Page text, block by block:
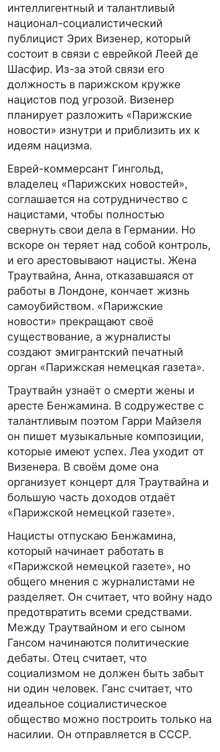
интеллигентный и талантливый
национал-социалистический
публицист Эрих Визенер, который
состоит в связи с еврейкой Леей де
Шасфир. Из-за этой связи его
должность в парижском кружке
нацистов под угрозой. Визенер
планирует разложить «Парижские
новости» изнутри и приблизить их к
идеям нацизма.
Еврей-коммерсант Гингольд,
владелец «Парижских новостей»,
соглашается на сотрудничество с
нацистами, чтобы полностью
свернуть свои дела в Германии. Но
вскоре он теряет над собой контроль,
и его арестовывают нацисты. Жена
Траутвайна, Анна, отказавшаяся от
работы в Лондоне, кончает жизнь
самоубийством. «Парижские
новости» прекращают своё
существование, а журналисты
создают эмигрантский печатный
орган «Парижская немецкая газета».
Траутвайн узнаёт о смерти жены и
аресте Бенжамина. В содружестве с
талантливым поэтом Гарри Майзеля
он пишет музыкальные композиции,
которые имеют успех. Леа уходит от
Визенера. В своём доме она
организует концерт для Траутвайна и
большую часть доходов отдаёт
«Парижской немецкой газете».
Нацисты отпускаю Бенжамина,
который начинает работать в
«Парижской немецкой газете», но
общего мнения с журналистами не
разделяет. Он считает, что войну надо
предотвратить всеми средствами.
Между Траутвайном и его сыном
Гансом начинаются политические
дебаты. Отец считает, что
социализмом не должен быть забыт
ни один человек. Ганс считает, что
идеальное социалистическое
общество можно построить только на
насилии. Он отправляется в СССР.